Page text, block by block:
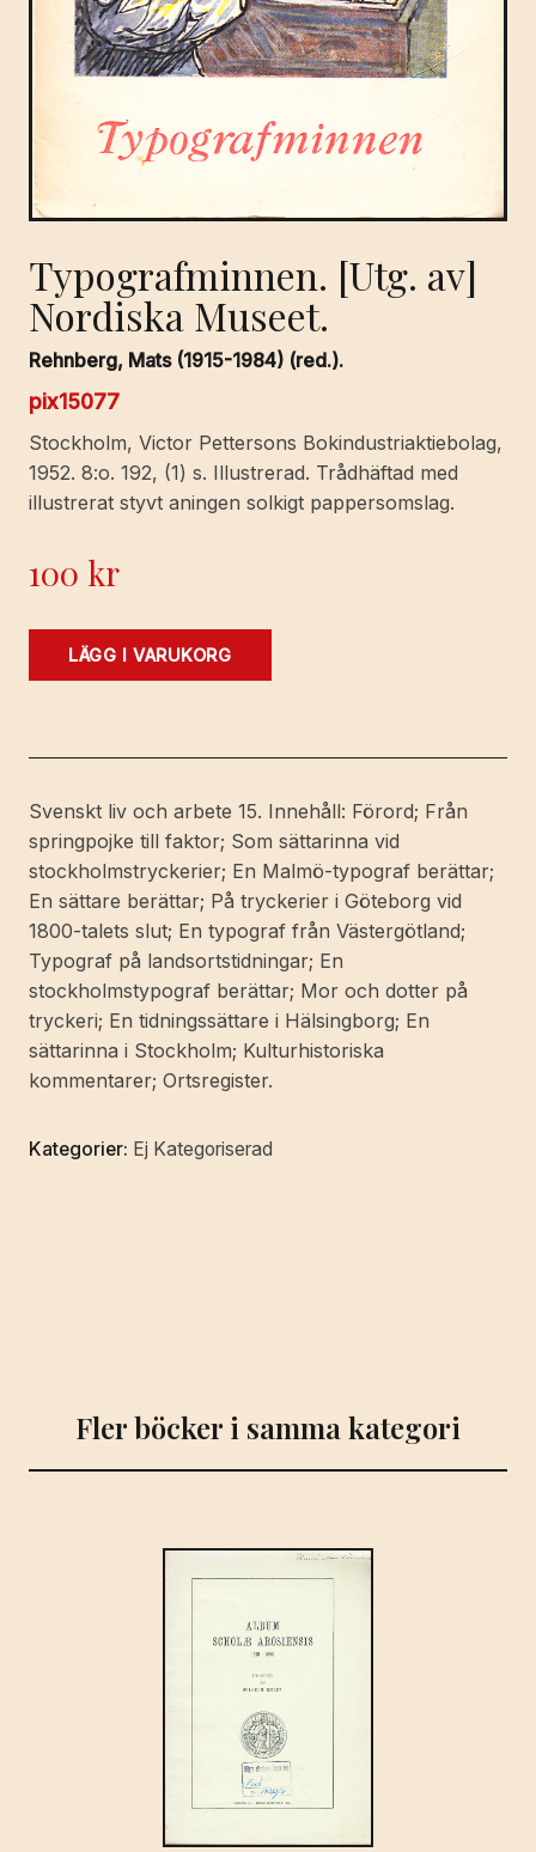
Typografminnen. [Utg. av]
Nordiska Museet.
Rehnberg, Mats (1915-1984) (red.).
pix15077
Stockholm, Victor Pettersons Bokindustriaktiebolag,
1952. 8:o. 192, (1) s. Illustrerad. Trådhäftad med
illustrerat styvt aningen solkigt pappersomslag.
100 kr
Typografminnen.
Museet.
LÄGG I VARUKORG
Svenskt liv och arbete 15. Innehåll: Förord; Från
springpojke till faktor; Som sättarinna vid
stockholmstryckerier; En Malmö-typograf berättar;
En sättare berättar; På tryckerier i Göteborg vid
1800-talets slut; En typograf från Västergötland;
Typograf på landsortstidningar; En
stockholmstypograf berättar; Mor och dotter på
tryckeri; En tidningssättare i Hälsingborg; En
sättarinna i Stockholm; Kulturhistoriska
kommentarer; Ortsregister.
Kategorier: Ej Kategoriserad
Fler böcker i samma kategori